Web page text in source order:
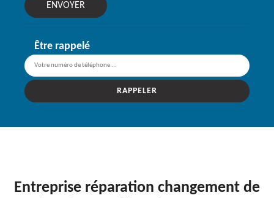
Être rappelé
Entreprise réparation changement de